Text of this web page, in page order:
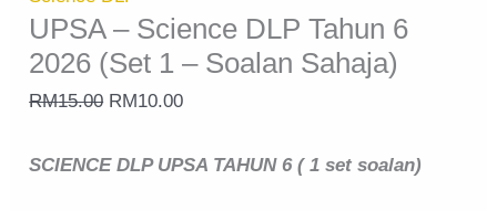
UPSA – Science DLP Tahun 6
2026 (Set 1 – Soalan Sahaja)
RM15.00 RM10.00
SCIENCE DLP UPSA TAHUN 6 ( 1 set soalan)